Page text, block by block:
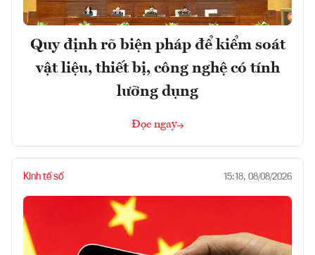
Quy định rõ biện pháp để kiểm soát
vật liệu, thiết bị, công nghệ có tính
lưỡng dụng
Đọc ngay
Kinh tế số 15:18, 08/08/2026